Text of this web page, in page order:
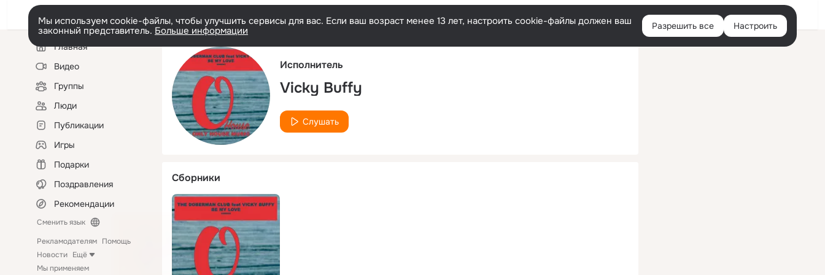
Русский Войти
Мы используем cookie-файлы, чтобы улучшить сервисы для вас. Если ваш возраст менее 13 лет, настроить cookie-файлы должен ваш
законный представитель. Больше информации Разрешить все Настроить
Левая
колонкаГлавная
Видео
Группы
Люди
Публикации
Игры
Подарки
Поздравления
Рекомендации
Сменить язык
Рекламодателям Помощь
Новости Ещё
Мы применяем
Исполнитель
Vicky Buffy
Слушать
Сборники